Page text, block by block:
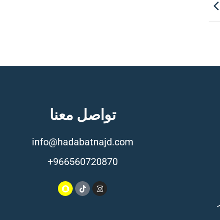
تواصل معنا
info@hadabatnajd.com
966560720870+